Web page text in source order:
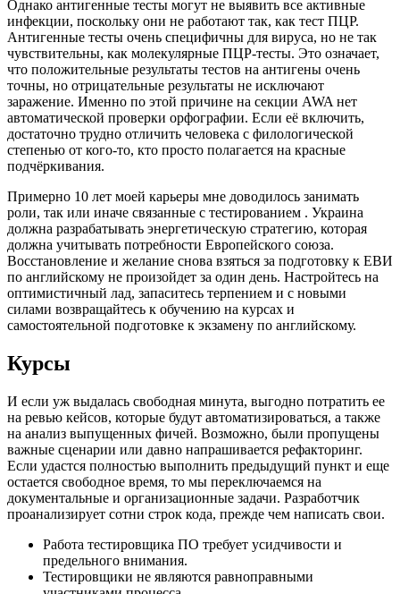
Однако антигенные тесты могут не выявить все активные
инфекции, поскольку они не работают так, как тест ПЦР.
Антигенные тесты очень специфичны для вируса, но не так
чувствительны, как молекулярные ПЦР-тесты. Это означает,
что положительные результаты тестов на антигены очень
точны, но отрицательные результаты не исключают
заражение. Именно по этой причине на секции AWA нет
автоматической проверки орфографии. Если её включить,
достаточно трудно отличить человека с филологической
степенью от кого-то, кто просто полагается на красные
подчёркивания.
Примерно 10 лет моей карьеры мне доводилось занимать
роли, так или иначе связанные с тестированием . Украина
должна разрабатывать энергетическую стратегию, которая
должна учитывать потребности Европейского союза.
Восстановление и желание снова взяться за подготовку к ЕВИ
по английскому не произойдет за один день. Настройтесь на
оптимистичный лад, запаситесь терпением и с новыми
силами возвращайтесь к обучению на курсах и
самостоятельной подготовке к экзамену по английскому.
Курсы
И если уж выдалась свободная минута, выгодно потратить ее
на ревью кейсов, которые будут автоматизироваться, а также
на анализ выпущенных фичей. Возможно, были пропущены
важные сценарии или давно напрашивается рефакторинг.
Если удастся полностью выполнить предыдущий пункт и еще
остается свободное время, то мы переключаемся на
документальные и организационные задачи. Разработчик
проанализирует сотни строк кода, прежде чем написать свои.
Работа тестировщика ПО требует усидчивости и
предельного внимания.
Тестировщики не являются равноправными